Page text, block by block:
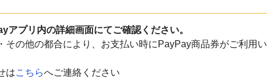
プリ内の詳細画面にてご確認ください。
の他の都合により、お支払い時にPayPay商品券がご利用い
はこちらへご連絡ください